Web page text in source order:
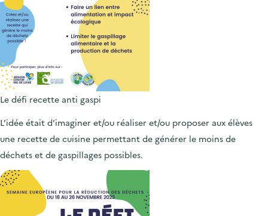
Le défi recette anti gaspi
L’idée était d’imaginer et/ou réaliser et/ou proposer aux élèves
une recette de cuisine permettant de générer le moins de
déchets et de gaspillages possibles.